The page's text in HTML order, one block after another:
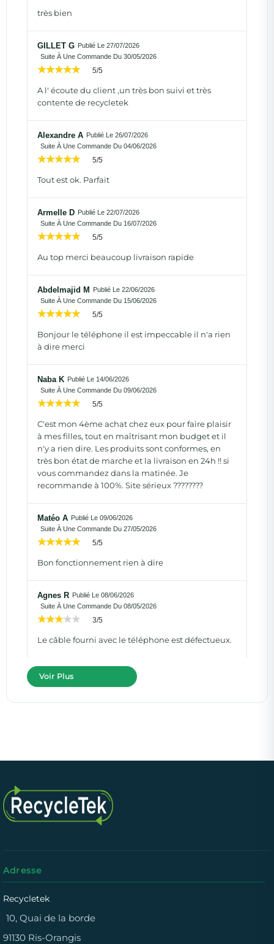
très bien
GILLET G Publié Le 27/07/2026
Suite À Une Commande Du 30/05/2026
5/5
A l' écoute du client ,un très bon suivi et très
contente de recycletek
Alexandre A Publié Le 26/07/2026
Suite À Une Commande Du 04/06/2026
5/5
Tout est ok. Parfait
Armelle D Publié Le 22/07/2026
Suite À Une Commande Du 16/07/2026
5/5
Au top merci beaucoup livraison rapide
Abdelmajid M
Publié Le 22/06/2026
Suite À Une Commande Du 15/06/2026
5/5
Bonjour le téléphone il est impeccable il n'a rien
à dire merci
Naba K Publié Le 14/06/2026
Suite À Une Commande Du 09/06/2026
5/5
C'est mon 4ème achat chez eux pour faire plaisir
à mes filles, tout en maîtrisant mon budget et il
n'y a rien dire. Les produits sont conformes, en
très bon état de marche et la livraison en 24h !! si
vous commandez dans la matinée. Je
recommande à 100%. Site sérieux ????????
Matéo A Publié Le 09/06/2026
Suite À Une Commande Du 27/05/2026
5/5
Bon fonctionnement rien à dire
Agnes R Publié Le 08/06/2026
Suite À Une Commande Du 08/05/2026
3/5
Le câble fourni avec le téléphone est défectueux.
Voir Plus
Adresse
Recycletek
10, Quai de la borde
91130 Ris-Orangis